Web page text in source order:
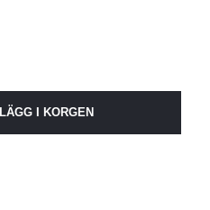
LÄGG I KORGEN